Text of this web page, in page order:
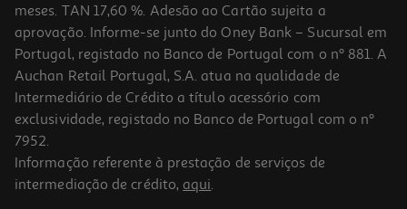
-10%
Livro Gatita Catita - Médica
meses. TAN 17,60 %. Adesão ao Cartão sujeita a
aprovação. Informe-se junto do Oney Bank – Sucursal em
Portugal, registado no Banco de Portugal com o nº 881. A
Auchan Retail Portugal, S.A. atua na qualidade de
Intermediário de Crédito a título acessório com
exclusividade, registado no Banco de Portugal com o nº
7952.
Informação referente à prestação de serviços de
intermediação de crédito, aqui.